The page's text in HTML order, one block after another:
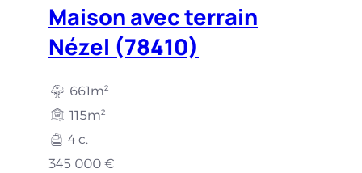
Maison avec terrain
Nézel (78410)
661m²
115m²
4 c.
345 000 €